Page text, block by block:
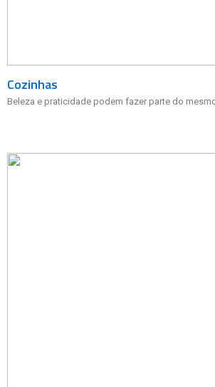
Cozinhas
Beleza e praticidade podem fazer parte do